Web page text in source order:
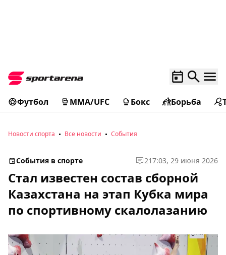
Футбол MMA/UFC Бокс Борьба
Новости спорта Все новости События
События в спорте 217:03, 29 июня 2026
Стал известен состав сборной
Казахстана на этап Кубка мира
по спортивному скалолазанию